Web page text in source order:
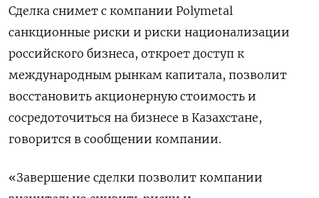
Сделка снимет с компании Polymetal
санкционные риски и риски национализации
российского бизнеса, откроет доступ к
международным рынкам капитала, позволит
восстановить акционерную стоимость и
сосредоточиться на бизнесе в Казахстане,
говорится в сообщении компании.
«Завершение сделки позволит компании